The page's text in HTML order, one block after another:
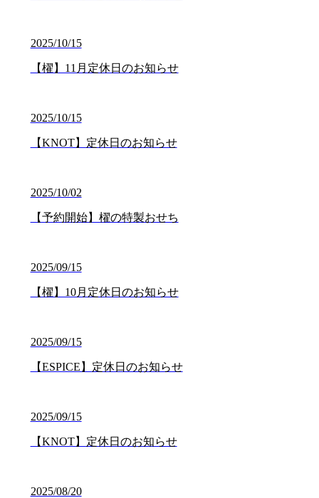
2025/10/15
【櫂】11月定休日のお知らせ
2025/10/15
【KNOT】定休日のお知らせ
2025/10/02
【予約開始】櫂の特製おせち
2025/09/15
【櫂】10月定休日のお知らせ
2025/09/15
【ESPICE】定休日のお知らせ
2025/09/15
【KNOT】定休日のお知らせ
2025/08/20